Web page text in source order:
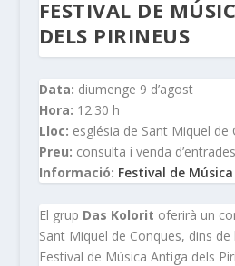
FESTIVAL DE
DELS PIRINEUS
Data: diumenge 9 d’agost
Hora: 12.30 h
Lloc: església de Sant Miquel de
Preu: consulta i venda
Informació: Festival de
El grup Das Kolorit oferirà un
Sant Miquel de Conques, dins
Festival de Música Antiga dels